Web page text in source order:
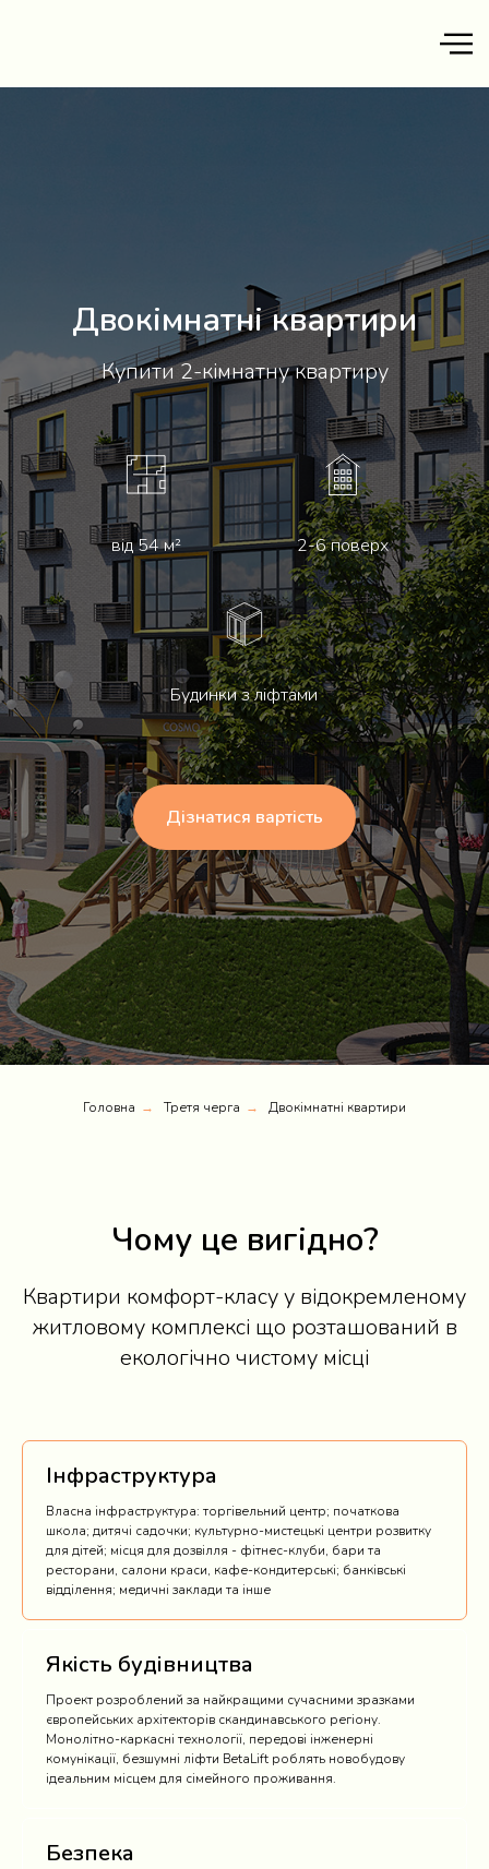
Двокімнатні квартири
Купити 2-кімнатну квартиру
від 54 м² 2-6 поверх
Будинки з ліфтами
Дізнатися вартість
Головна → Третя черга → Двокімнатні квартири
Чому це вигідно?
Квартири комфорт-класу у відокремленому
житловому комплексі що розташований в
екологічно чистому місці
Інфраструктура
Власна інфраструктура: торгівельний центр; початкова
школа; дитячі садочки; культурно-мистецькі центри розвитку
для дітей; місця для дозвілля - фітнес-клуби, бари та
ресторани, салони краси, кафе-кондитерські; банківські
відділення; медичні заклади та інше
Якість будівництва
Проект розроблений за найкращими сучасними зразками
європейських архітекторів скандинавського регіону.
Монолітно-каркасні технології, передові інженерні
комунікації, безшумні ліфти BetaLift роблять новобудову
ідеальним місцем для сімейного проживання.
Безпека